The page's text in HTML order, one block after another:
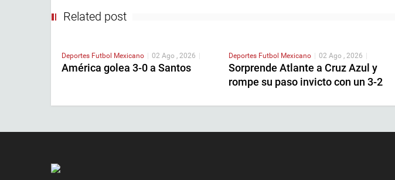
Related post
Deportes Futbol Mexicano | 02 Ago , 2026 |
América golea 3-0 a Santos
Deportes Futbol Mexicano | 02 Ago , 2026 |
Sorprende Atlante a Cruz Azul y
rompe su paso invicto con un 3-2